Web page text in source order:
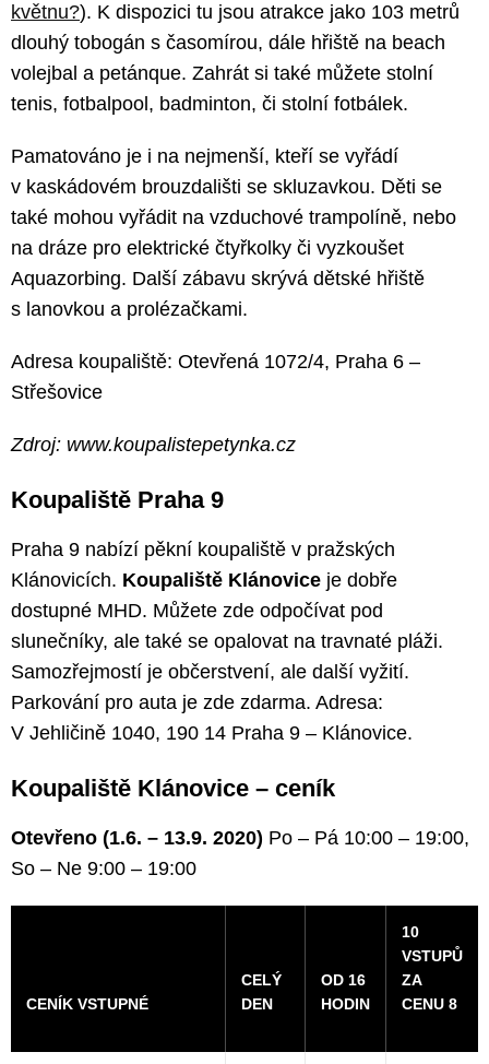
květnu?). K dispozici tu jsou atrakce jako 103 metrů
dlouhý tobogán s časomírou, dále hřiště na beach
volejbal a petánque. Zahrát si také můžete stolní
tenis, fotbalpool, badminton, či stolní fotbálek.
Pamatováno je i na nejmenší, kteří se vyřádí
v kaskádovém brouzdališti se skluzavkou. Děti se
také mohou vyřádit na vzduchové trampolíně, nebo
na dráze pro elektrické čtyřkolky či vyzkoušet
Aquazorbing. Další zábavu skrývá dětské hřiště
s lanovkou a prolézačkami.
Adresa koupaliště: Otevřená 1072/4, Praha 6 –
Střešovice
Zdroj: www.koupalistepetynka.cz
Koupaliště Praha 9
Praha 9 nabízí pěkní koupaliště v pražských
Klánovicích. Koupaliště Klánovice je dobře
dostupné MHD. Můžete zde odpočívat pod
slunečníky, ale také se opalovat na travnaté pláži.
Samozřejmostí je občerstvení, ale další vyžití.
Parkování pro auta je zde zdarma. Adresa:
V Jehličině 1040, 190 14 Praha 9 – Klánovice.
Koupaliště Klánovice – ceník
Otevřeno (1.6. – 13.9. 2020) Po – Pá 10:00 – 19:00,
So – Ne 9:00 – 19:00
CENÍK VSTUPNÉ
CELÝ
DEN
OD 16
HODIN
10
VSTUPŮ
ZA
CENU 8